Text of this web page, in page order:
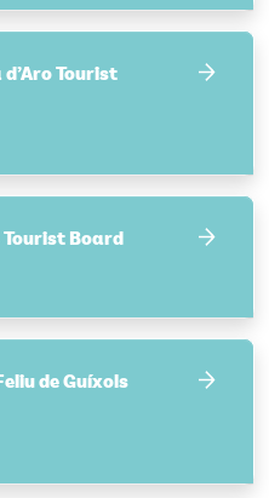
Tourist
Tourist Board
de Guíxols